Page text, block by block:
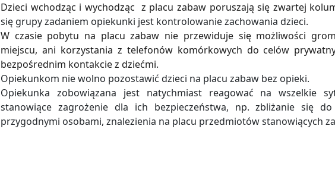
Dzieci wchodząc i wychodząc z placu zabaw poruszają się zwartej
się grupy zadaniem opiekunki jest kontrolowanie zachowania dzieci.
W czasie pobytu na placu zabaw nie przewiduje się możliwości
miejscu, ani korzystania z telefonów komórkowych do celów
bezpośrednim kontakcie z dziećmi.
Opiekunkom nie wolno pozostawić dzieci na placu zabaw bez opieki.
Opiekunka zobowiązana jest natychmiast reagować na wszelkie
stanowiące zagrożenie dla ich bezpieczeństwa, np. zbliżanie się
przygodnymi osobami, znalezienia na placu przedmiotów stanowiących